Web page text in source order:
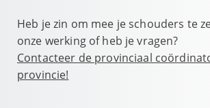
Heb je zin om mee je schouders te
onze werking of heb je vragen?
Contacteer de provinciaal
provincie!